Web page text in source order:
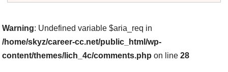
Warning: Undefined variable $aria_req in
/home/skyz/career-cc.net/public_html/wp-
content/themes/lich_4c/comments.php on line28